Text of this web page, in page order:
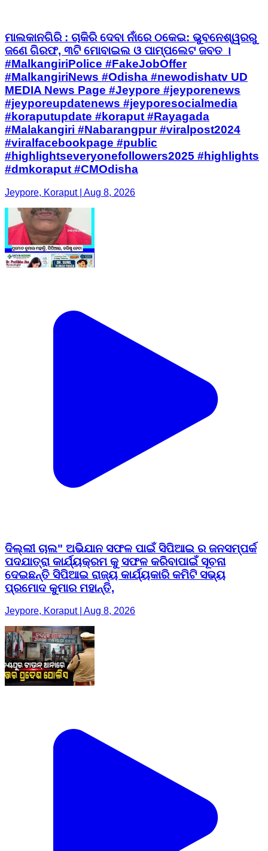
ମାଲକାନଗିରି : ​ଚାକିରି ଦେବା ନାଁରେ ଠକେଇ: ଭୁବନେଶ୍ୱରରୁ
ଜଣେ ଗିରଫ, ୩ଟି ମୋବାଇଲ ଓ ପାମ୍ପଲେଟ ଜବତ ।
#MalkangiriPolice #FakeJobOffer
#MalkangiriNews #Odisha #newodishatv UD
MEDIA News Page #Jeypore #jeyporenews
#jeyporeupdatenews #jeyporesocialmedia
#koraputupdate #koraput #Rayagada
#Malakangiri #Nabarangpur #viralpost2024
#viralfacebookpage #public
#highlightseveryonefollowers2025 #highlights
#dmkoraput #CMOdisha
Jeypore, Koraput | Aug 8, 2026
ଦିଲ୍ଲୀ ଚାଲ" ଅଭିଯାନ ସଫଳ ପାଇଁ ସିପିଆଇ ର ଜନସମ୍ପର୍କ
ପଦଯାତ୍ରା କାର୍ଯ୍ୟକ୍ରମ କୁ ସଫଳ କରିବାପାଇଁ ସୂଚନା
ଦେଇଛନ୍ତି ସିପିଆଇ ରାଜ୍ୟ କାର୍ଯ୍ୟକାରି କମିଟି ସଭ୍ୟ
ପ୍ରମୋଦ କୁମାର ମହାନ୍ତି,
Jeypore, Koraput | Aug 8, 2026